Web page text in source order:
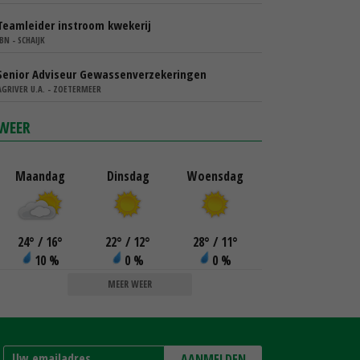
instroom kwekerij
- SCHAIJK
Adviseur Gewassenverzekeringen
U.A. - ZOETERMEER
Maandag
24° / 16°
10 %
Dinsdag
22° / 12°
0 %
Woensdag
28° / 11°
0 %
MEER WEER